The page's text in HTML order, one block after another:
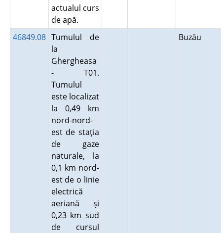
actualul curs
de apă.
46849.08 Tumulul de
la
Ghergheasa
- T01.
Tumulul
este localizat
la 0,49 km
nord-nord-
est de staţia
de gaze
naturale, la
0,1 km nord-
est de o linie
electrică
aeriană şi
0,23 km sud
de cursul
Buzău